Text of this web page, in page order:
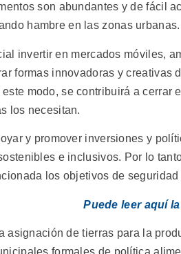
son abundantes y de fácil
hambre en las zonas urbanas.
invertir en mercados móviles,
formas innovadoras y creativas
modo, se contribuirá a cerrar
los necesitan.
y promover inversiones y
e inclusivos. Por lo
los objetivos de
Puede leer aquí
asignación de tierras para la
formales de política